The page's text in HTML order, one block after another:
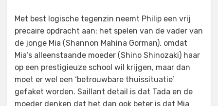
Met best logische tegenzin neemt Philip een vrij
precaire opdracht aan: het spelen van de vader van
de jonge Mia (Shannon Mahina Gorman), omdat
Mia’s alleenstaande moeder (Shino Shinozaki) haar
op een prestigieuze school wil krijgen, maar dan
moet er wel een ‘betrouwbare thuissituatie’
gefaket worden. Saillant detail is dat Tada en de
moeder denken dat het dan ook beter is dat Mia